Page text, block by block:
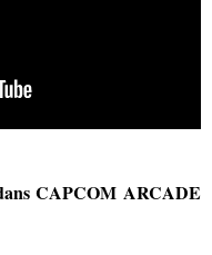
CAPCOM ARCADE